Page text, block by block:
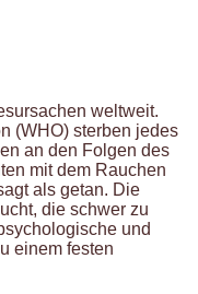
weltweit.
(WHO) sterben jedes
an den Folgen des
mit dem Rauchen
als getan. Die
die schwer zu
und
einem festen